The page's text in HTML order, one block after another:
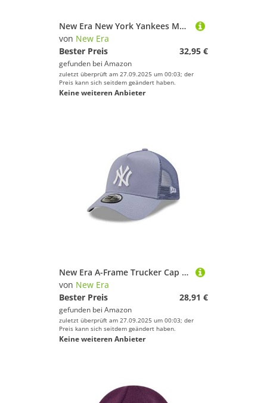
New Era New York Yankees MLB Tie Dye Lavender 9Forty Adjustable Women Cap - One-Size
von New Era
Bester Preis
32,95 €
gefunden bei Amazon
zuletzt überprüft am 27.09.2025 um 00:03; der
Preis kann sich seitdem geändert haben.
Keine weiteren Anbieter
New Era A-Frame Trucker Cap - New York Yankees Lilac
von New Era
Bester Preis
28,91 €
gefunden bei Amazon
zuletzt überprüft am 27.09.2025 um 00:03; der
Preis kann sich seitdem geändert haben.
Keine weiteren Anbieter